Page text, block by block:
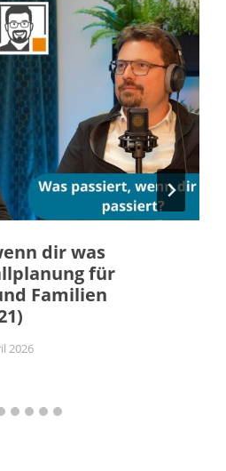
dir was
für
Familien
2026